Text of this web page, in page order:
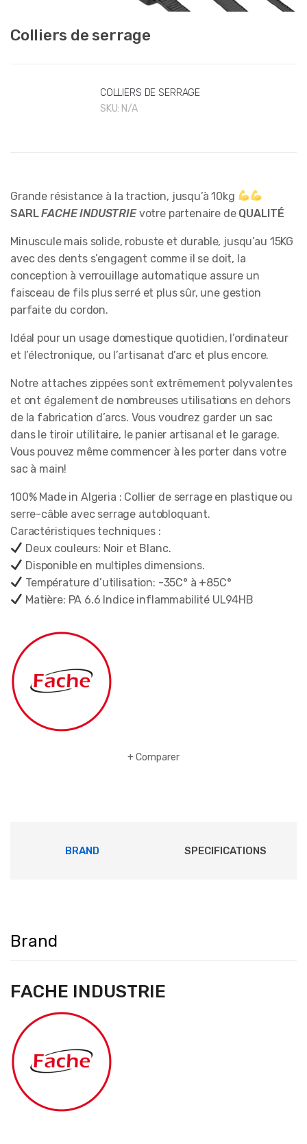
Colliers de serrage
COLLIERS DE SERRAGE
SKU: N/A
Grande résistance à la traction, jusqu’à 10kg
SARL FACHE INDUSTRIEvotre partenaire de QUALITÉ
Minuscule mais solide, robuste et durable, jusqu’au 15KG
avec des dents s’engagent comme il se doit, la
conception à verrouillage automatique assure un
faisceau de fils plus serré et plus sûr, une gestion
parfaite du cordon.
Idéal pour un usage domestique quotidien, l’ordinateur
et l’électronique, ou l’artisanat d’arc et plus encore.
Notre attaches zippées sont extrêmement polyvalentes
et ont également de nombreuses utilisations en dehors
de la fabrication d’arcs. Vous voudrez garder un sac
dans le tiroir utilitaire, le panier artisanal et le garage.
Vous pouvez même commencer à les porter dans votre
sac à main!
100% Made in Algeria : Collier de serrage en plastique ou
serre-câble avec serrage autobloquant.
Caractéristiques techniques :
Deux couleurs: Noir et Blanc.
Disponible en multiples dimensions.
Température d’utilisation: -35C° à +85C°
Matière: PA 6.6 Indice inflammabilité UL94HB
Comparer
BRAND SPECIFICATIONS
Brand
FACHE INDUSTRIE